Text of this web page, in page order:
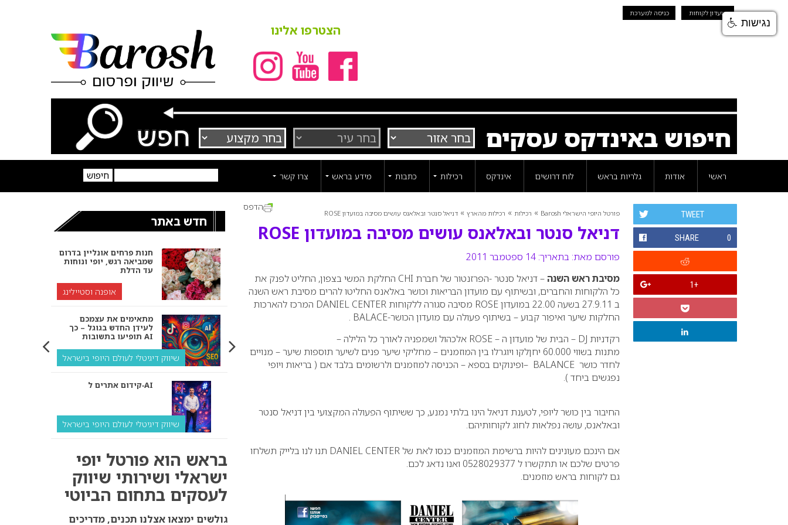
מועדון לקוחות כניסה למערכת
הצטרפו אלינו
חיפוש באינדקס עסקים
ראשי אודות גלריות בראש לוח דרושים אינדקס רכילות כתבות מידע בראש צרו קשר
פורטל היופי הישראלי Barosh » רכילות » רכילות מהארץ » דניאל סנטר ובאלאנס עושים מסיבה במועדון ROSE
דניאל סנטר ובאלאנס עושים מסיבה במועדון ROSE
פורסם מאת: בתאריך: 14 ספטמבר 2011
הדפס
TWEET
SHARE 0
+1 מסיבת ראש השנה– דניאל סנטר -הפרזנטור של חברת CHI החלקת המשי בצפון, החליט לפנק את
כל הלקוחות והחברים, ובשיתוף עם מועדון הבריאות וכושר באלאנס החליטו להרים מסיבת ראש השנה
ב 27.9.11 בשעה 22.00 במועדון
ROSE מסיבה סגורה ללקוחות DANIEL CENTER המרכז להארכות
החלקות שיער ואיפור קבוע – בשיתוף פעולה עם מועדון הכושרBALACE-
.
רקדניות – DJ הבית של מועדון הROSE – אלכהול ושמפניה לאורך כל הלילה –
מתנות בשווי 60.000 יחןלקו ויוגרלו בין המוזמנים – מחליקי שיער פנים לשיער תוספות שיער – מנויים
לחדר כושר BALANCE
–ופינוקים בספא – הכניסה למוזמנים ולרשומים בלבד אם ( בריאות ויופי
נפגשים ביחד ).
החיבור בין כושר ליופי, לטענת דניאל הינו בלתי נמנע, כך ששיתוף הפעולה המקצועי בין דניאל סנטר
ובאלאנס, עושה נפלאות לחוג לקוחותיהם.
אם הינכם מעונינים להיות ברשימת המוזמנים כנסו לאת שלDANIEL CENTER תנו לנו בלייק תשלחו
פרטים שלכם או תתקשרו ל 0528029377 ואנו נדאג לכם
.
גם לקוחות בראש מוזמנים.
חדש באתר
חנות פרחים אונליין בדרום
שמביאה רגש, יופי ונוחות
עד הדלת
אופנה וסטיילינג
מתאימים את עצמכם
לעידן החדש בגוגל – כך
תופיעו בתשובות AI
שיווק דיגיטלי לעולם היופי בישראל
קידום אתרים ל‑AI
שיווק דיגיטלי לעולם היופי בישראל
ולמה העסק שלך צריך
שיווק דיגיטלי לעסקים
קידום ל‑AI לעומת קידום
בראש הוא פורטל יופי
ישראלי ושירותי שיווק
לעסקים בתחום הביוטי
גולשים ימצאו אצלנו תכנים, מדריכים
נגישות